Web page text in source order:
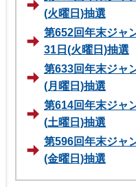
(火曜日)抽選
第652回年末ジャ
31日(火曜日)抽選
第633回年末ジャ
(月曜日)抽選
第614回年末ジャ
(土曜日)抽選
第596回年末ジャ
(金曜日)抽選